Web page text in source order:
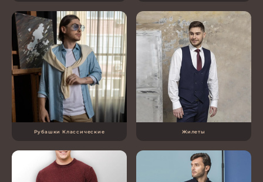
Рубашки Классические Жилеты